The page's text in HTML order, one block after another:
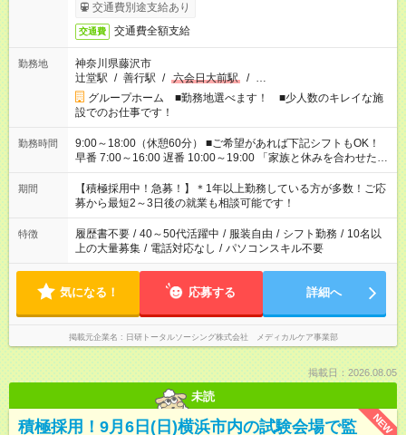
交通費別途支給あり
交通費 交通費全額支給
勤務地
神奈川県藤沢市
辻堂駅 / 善行駅 / 六会日大前駅 / …
グループホーム ■勤務地選べます！ ■少人数のキレイな施
設でのお仕事です！
勤務時間
9:00～18:00（休憩60分） ■ご希望があれば下記シフトもOK！
早番 7:00～16:00 遅番 10:00～19:00 「家族と休みを合わせた
い」 「余裕を持って夕飯の準備がしたい」 「できれば残業はし
たくない」 など、ご希望を教えてくださいね。 ※Wワーク希望
の方へ 今ご覧のお仕事で希望する勤務時間と、もう1つのお仕事
の勤務時間。 合計で週40時間を超える場合は応募できません。
期間
【積極採用中！急募！】＊1年以上勤務している方が多数！ご応
募から最短2～3日後の就業も相談可能です！
特徴 履歴書不要 / 40～50代活躍中 / 服装自由 / シフト勤務 / 10名以
上の大量募集 / 電話対応なし / パソコンスキル不要
気になる！ 応募する 詳細へ
掲載元企業名 日研トータルソーシング株式会社 メディカルケア事業部
掲載日：2026.08.05
未読
NEW
積極採用！9月6日(日)横浜市内の試験会場で監